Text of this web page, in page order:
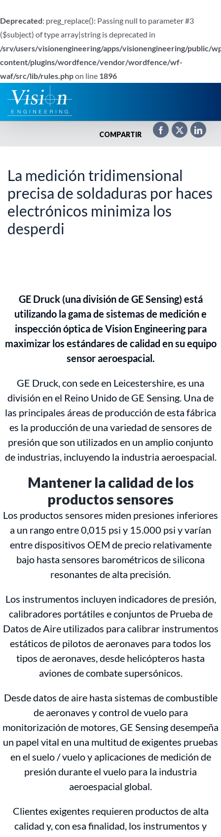
Deprecated: preg_replace(): Passing null to parameter #3
($subject) of type array|string is deprecated in
/srv/users/visionengineering/apps/visionengineering/public/
content/plugins/wordfence/vendor/wordfence/wf-
waf/src/lib/rules.phpon line 1896
Saltar
contenido
COMPARTIR
La medición tridimensional
precisa de soldaduras por haces
electrónicos minimiza los
desperdi
GE Druck (una división de GE Sensing) está
utilizando la gama de sistemas de medición e
inspección óptica de Vision Engineering para
maximizar los estándares de calidad en su equipo
sensor aeroespacial.
GE Druck, con sede en Leicestershire, es una
división en el Reino Unido de GE Sensing. Una de
las principales áreas de producción de esta fábrica
es la producción de una variedad de sensores de
presión que son utilizados en un amplio conjunto
de industrias, incluyendo la industria aeroespacial.
Mantener la calidad de los
productos sensores
Los productos sensores miden presiones inferiores
a un rango entre 0,015 psi y 15.000 psi y varían
entre dispositivos OEM de precio relativamente
bajo hasta sensores barométricos de silicona
resonantes de alta precisión.
Los instrumentos incluyen indicadores de presión,
calibradores portátiles e conjuntos de Prueba de
Datos de Aire utilizados para calibrar instrumentos
estáticos de pilotos de aeronaves para todos los
tipos de aeronaves, desde helicópteros hasta
aviones de combate supersónicos.
Desde datos de aire hasta sistemas de combustible
de aeronaves y control de vuelo para
monitorización de motores, GE Sensing desempeña
un papel vital en una multitud de exigentes pruebas
en el suelo / vuelo y aplicaciones de medición de
presión durante el vuelo para la industria
aeroespacial global.
Clientes exigentes requieren productos de alta
calidad y, con esa finalidad, los instrumentos y